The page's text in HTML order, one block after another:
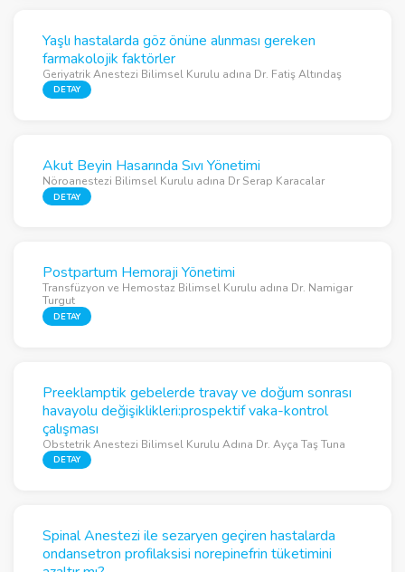
Yaşlı hastalarda göz önüne alınması gereken
farmakolojik faktörler
Geriyatrik Anestezi Bilimsel Kurulu adına Dr. Fatiş Altındaş
DETAY
Akut Beyin Hasarında Sıvı Yönetimi
Nöroanestezi Bilimsel Kurulu adına Dr Serap Karacalar
DETAY
Postpartum Hemoraji Yönetimi
Transfüzyon ve Hemostaz Bilimsel Kurulu adına Dr. Namigar
Turgut
DETAY
Preeklamptik gebelerde travay ve doğum sonrası
havayolu değişiklikleri:prospektif vaka-kontrol
çalışması
Obstetrik Anestezi Bilimsel Kurulu Adına Dr. Ayça Taş Tuna
DETAY
Spinal Anestezi ile sezaryen geçiren hastalarda
ondansetron profilaksisi norepinefrin tüketimini